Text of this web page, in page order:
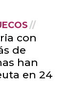
con
de
han
en 24